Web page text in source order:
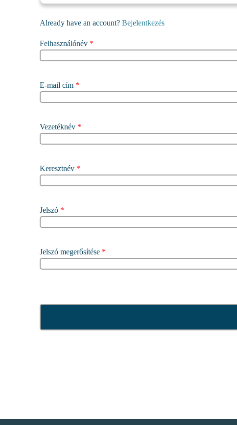
Already have an account? Bejelentkezés
Felhasználónév *
E-mail cím *
Vezetéknév *
Keresztnév *
Jelszó *
Jelszó megerősítése *